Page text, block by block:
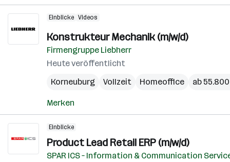
Einblicke Videos
Konstrukteur Mechanik (m/w/d)
Firmengruppe Liebherr
Heute veröffentlicht
Korneuburg
Vollzeit Homeoffice ab
Merken
Einblicke
Product Lead Retail ERP (m/w/d)
SPAR ICS – Information & Communication